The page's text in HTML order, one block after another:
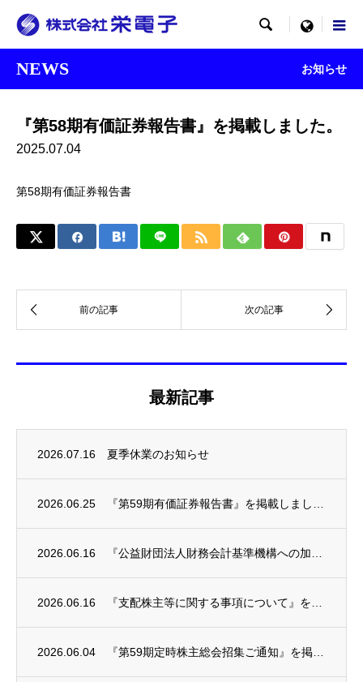
 menu
NEWS お知らせ
『第58期有価証券報告書』を掲載しました。
2025.07.04
第58期有価証券報告書
最新記事
2026.07.16 夏季休業のお知らせ
2026.06.25
2026.06.16
2026.06.16
2026.06.04